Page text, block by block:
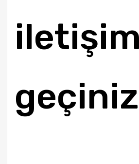
geçiniz